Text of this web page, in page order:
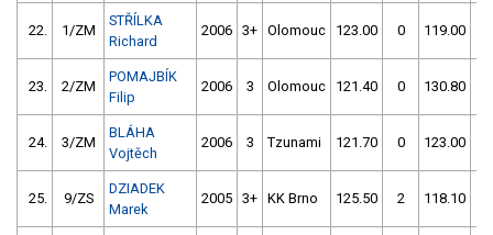
22. 1/ZM
STŘÍLKA
Richard
2006 3+ Olomouc 123.00 0 119.00
23. 2/ZM
POMAJBÍK
Filip
2006 3 Olomouc 121.40 0 130.80
24. 3/ZM
BLÁHA
Vojtěch
2006 3 Tzunami 121.70 0 123.00
25. 9/ZS
DZIADEK
Marek
2005 3+ KK Brno 125.50 2 118.10